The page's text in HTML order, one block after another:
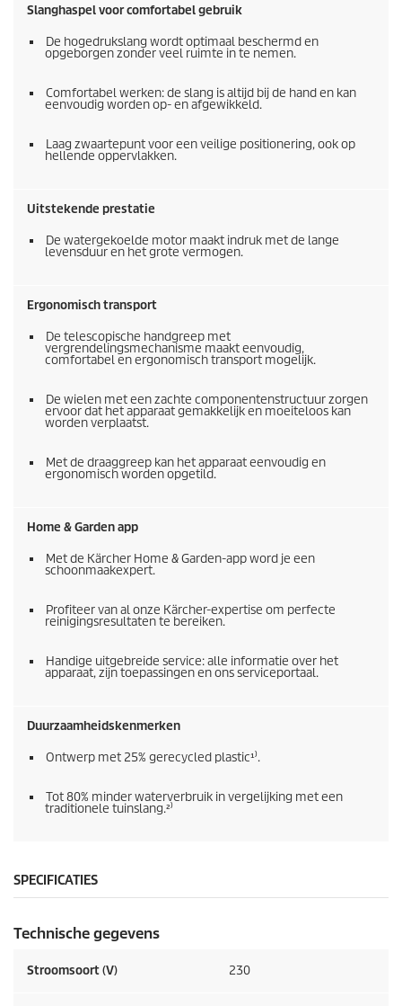
Slanghaspel voor comfortabel gebruik
De hogedrukslang wordt optimaal beschermd en
opgeborgen zonder veel ruimte in te nemen.
Comfortabel werken: de slang is altijd bij de hand en kan
eenvoudig worden op- en afgewikkeld.
Laag zwaartepunt voor een veilige positionering, ook op
hellende oppervlakken.
Uitstekende prestatie
De watergekoelde motor maakt indruk met de lange
levensduur en het grote vermogen.
Ergonomisch transport
De telescopische handgreep met
vergrendelingsmechanisme maakt eenvoudig,
comfortabel en ergonomisch transport mogelijk.
De wielen met een zachte componentenstructuur zorgen
ervoor dat het apparaat gemakkelijk en moeiteloos kan
worden verplaatst.
Met de draaggreep kan het apparaat eenvoudig en
ergonomisch worden opgetild.
Home & Garden app
Met de Kärcher Home & Garden-app word je een
schoonmaakexpert.
Profiteer van al onze Kärcher-expertise om perfecte
reinigingsresultaten te bereiken.
Handige uitgebreide service: alle informatie over het
apparaat, zijn toepassingen en ons serviceportaal.
Duurzaamheidskenmerken
Ontwerp met 25% gerecycled plastic¹⁾.
Tot 80% minder waterverbruik in vergelijking met een
traditionele tuinslang.²⁾
SPECIFICATIES
Technische gegevens
Stroomsoort (V) 230